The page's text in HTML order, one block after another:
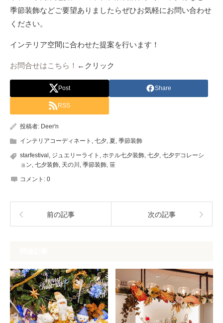
季節装飾などご要望ありましたらぜひお気軽にお問い合わせ
ください。
インテリア空間に合わせた提案を行います！
お問合せはこちら！ ←クリック
Post Share
RSS
投稿者: Deer'n
インテリアコーディネート 七夕 夏 季節装飾
starfestival ジュエリーライト ホテル七夕装飾 七夕 七夕デコレーシ
ョン 七夕装飾 天の川 季節装飾 笹
コメント: 0
前の記事 次の記事